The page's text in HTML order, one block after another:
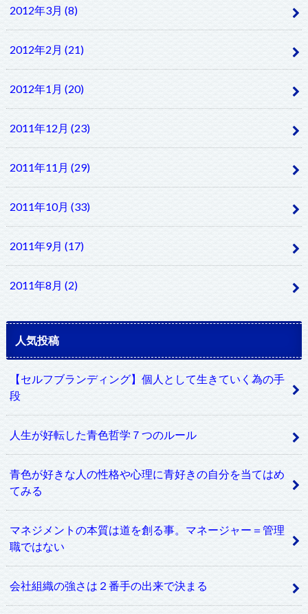
2012年3月 (8)
2012年2月 (21)
2012年1月 (20)
2011年12月 (23)
2011年11月 (29)
2011年10月 (33)
2011年9月 (17)
2011年8月 (2)
人気投稿
【セルフブランディング】個人として生きていく為の手
段
人生が好転した青色哲学７つのルール
青色が好きな人の性格や心理に青好きの自分を当てはめ
てみる
マネジメントの本質は道を創る事。マネージャー＝管理
職ではない
会社組織の強さは２番手の出来で決まる